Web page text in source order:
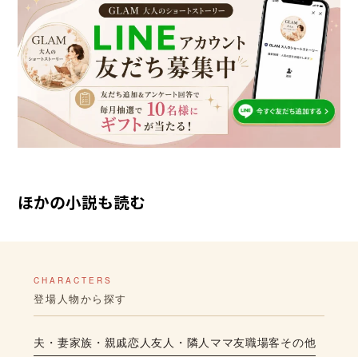
ほかの小説も読む
CHARACTERS
登場人物から探す
夫・妻家族・親戚恋人友人・隣人 ママ友職場客その他